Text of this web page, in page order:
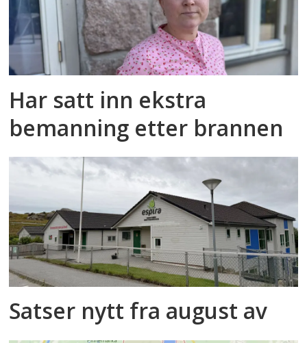
Har satt inn ekstra
bemanning etter brannen
Satser nytt fra august av